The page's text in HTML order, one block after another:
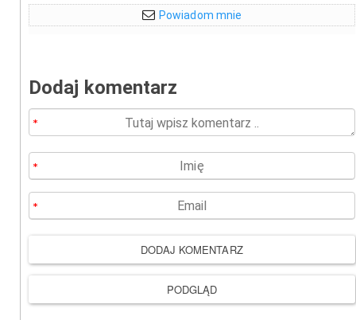
Powiadom mnie
Dodaj komentarz